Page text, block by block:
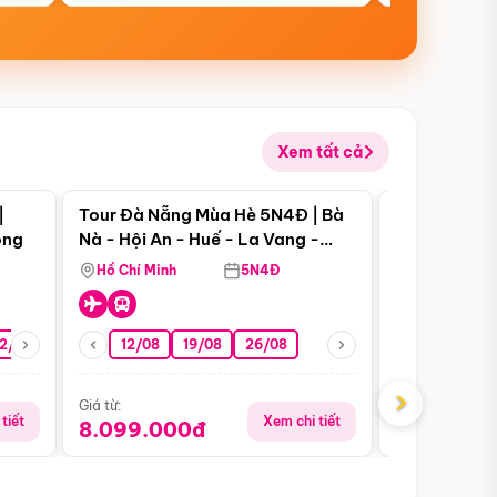
Xem tất cả
08 26/08 05/09 09/09 12/09
tiết
Điểm nổi bật
Tour Đà Nẵng Mùa Hè 5N4Đ | Bà
Nà - Hội An - Huế - La Vang -
Động Thiên Đường
Hồ Chí Minh 5N4Đ
12/08 19/08 26/08
Giá từ:
8.099.000đ Xem chi tiết
Giá từ:
›